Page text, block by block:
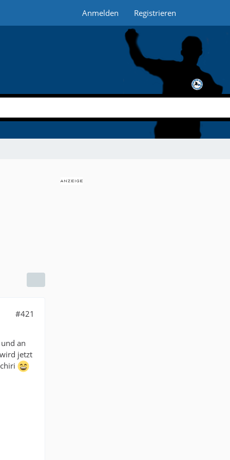
Anmelden Registrieren
#421
an
jetzt